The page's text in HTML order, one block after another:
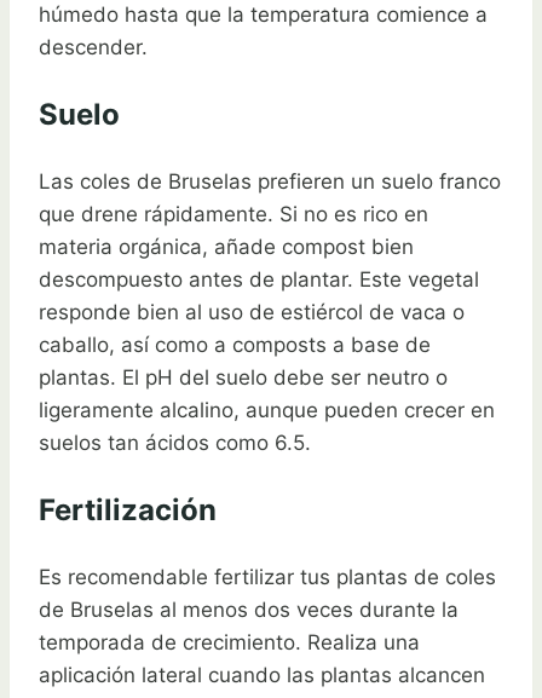
húmedo hasta que la temperatura comience a
descender.
Suelo
Las coles de Bruselas prefieren un suelo franco
que drene rápidamente. Si no es rico en
materia orgánica, añade compost bien
descompuesto antes de plantar. Este vegetal
responde bien al uso de estiércol de vaca o
caballo, así como a composts a base de
plantas. El pH del suelo debe ser neutro o
ligeramente alcalino, aunque pueden crecer en
suelos tan ácidos como 6.5.
Fertilización
Es recomendable fertilizar tus plantas de coles
de Bruselas al menos dos veces durante la
temporada de crecimiento. Realiza una
aplicación lateral cuando las plantas alcancen